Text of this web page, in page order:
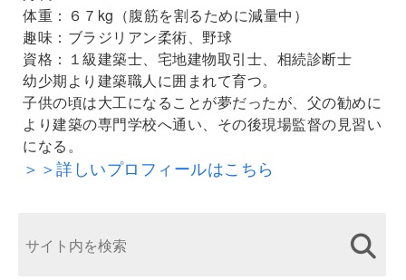
体重：６７kg（腹筋を割るために減量中）
趣味：ブラジリアン柔術、野球
資格：１級建築士、宅地建物取引士、相続診断士
幼少期より建築職人に囲まれて育つ。
子供の頃は大工になることが夢だったが、父の勧めに
より建築の専門学校へ通い、その後現場監督の見習い
になる。
＞＞詳しいプロフィールはこちら